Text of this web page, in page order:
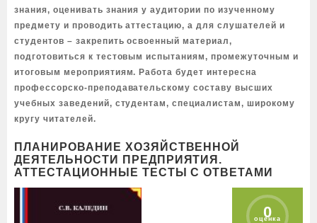
знания, оценивать знания у аудитории по изученному
предмету и проводить аттестацию, а для слушателей и
студентов – закрепить освоенный материал,
подготовиться к тестовым испытаниям, промежуточным и
итоговым мероприятиям. Работа будет интересна
профессорско-преподавательскому составу высших
учебных заведений, студентам, специалистам, широкому
кругу читателей.
ПЛАНИРОВАНИЕ ХОЗЯЙСТВЕННОЙ
ДЕЯТЕЛЬНОСТИ ПРЕДПРИЯТИЯ.
АТТЕСТАЦИОННЫЕ ТЕСТЫ С ОТВЕТАМИ
0
оценка